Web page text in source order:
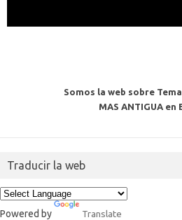
Somos la web sobre
MAS ANTIGUA en
Traducir la web
Powered by Translate